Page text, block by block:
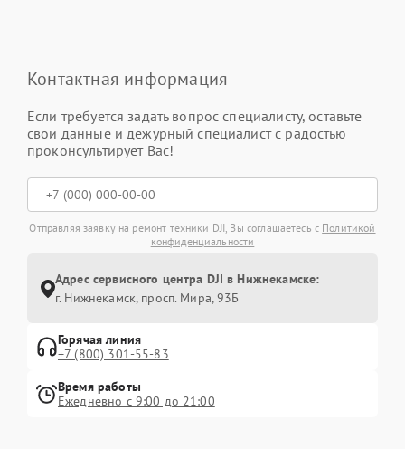
Контактная информация
Если требуется задать вопрос специалисту, оставьте
свои данные и дежурный специалист с радостью
проконсультирует Вас!
Отправляя заявку на ремонт техники DJI, Вы соглашаетесь с Политикой
конфиденциальности
Адрес сервисного центра DJI в Нижнекамске:
г. Нижнекамск, просп. Мира, 93Б
Горячая линия
+7 (800) 301-55-83
Время работы
Ежедневно с 9:00 до 21:00